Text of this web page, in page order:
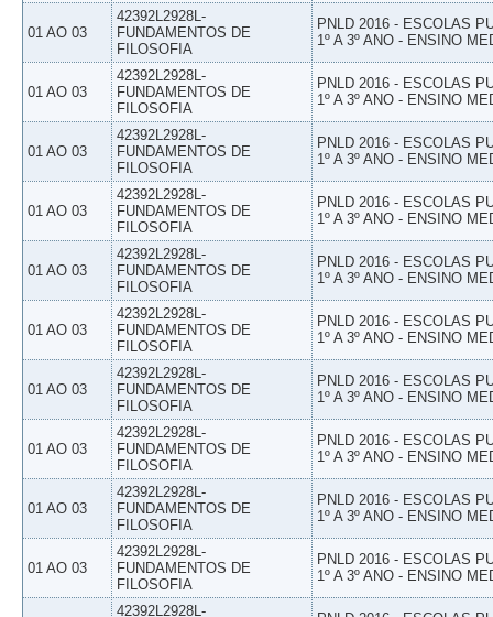
01 AO 03
42392L2928L-
FUNDAMENTOS DE
FILOSOFIA
PNLD 2016 - ESCOLAS
1º A 3º ANO - ENSINO
01 AO 03
42392L2928L-
FUNDAMENTOS DE
FILOSOFIA
PNLD 2016 - ESCOLAS
1º A 3º ANO - ENSINO
01 AO 03
42392L2928L-
FUNDAMENTOS DE
FILOSOFIA
PNLD 2016 - ESCOLAS
1º A 3º ANO - ENSINO
01 AO 03
42392L2928L-
FUNDAMENTOS DE
FILOSOFIA
PNLD 2016 - ESCOLAS
1º A 3º ANO - ENSINO
01 AO 03
42392L2928L-
FUNDAMENTOS DE
FILOSOFIA
PNLD 2016 - ESCOLAS
1º A 3º ANO - ENSINO
01 AO 03
42392L2928L-
FUNDAMENTOS DE
FILOSOFIA
PNLD 2016 - ESCOLAS
1º A 3º ANO - ENSINO
01 AO 03
42392L2928L-
FUNDAMENTOS DE
FILOSOFIA
PNLD 2016 - ESCOLAS
1º A 3º ANO - ENSINO
01 AO 03
42392L2928L-
FUNDAMENTOS DE
FILOSOFIA
PNLD 2016 - ESCOLAS
1º A 3º ANO - ENSINO
01 AO 03
42392L2928L-
FUNDAMENTOS DE
FILOSOFIA
PNLD 2016 - ESCOLAS
1º A 3º ANO - ENSINO
01 AO 03
42392L2928L-
FUNDAMENTOS DE
FILOSOFIA
PNLD 2016 - ESCOLAS
1º A 3º ANO - ENSINO
42392L2928L-